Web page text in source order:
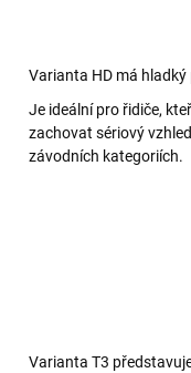
Varianta HD má
Je ideální pro řidiče,
zachovat sériový
závodních kategoriích.
Varianta T3